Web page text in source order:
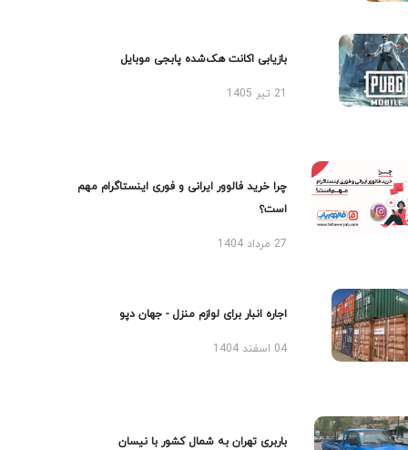
بازیابی اکانت هک‌شده پابجی موبایل
چرا خرید فالوور ایرانی و فوری اینستاگرام مهم
است؟
27 مرداد 1404
اجاره انبار برای لوازم منزل - جهان دپو
04 اسفند 1404
باربری تهران به شمال کشور با نیسان